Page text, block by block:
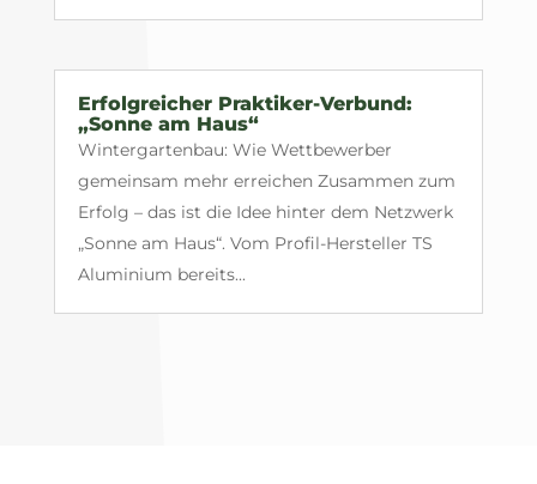
Erfolgreicher Praktiker-Verbund:
„Sonne am Haus“
Wintergartenbau: Wie Wettbewerber
gemeinsam mehr erreichen Zusammen zum
Erfolg – das ist die Idee hinter dem Netzwerk
„Sonne am Haus“. Vom Profil-Hersteller TS
Aluminium bereits...